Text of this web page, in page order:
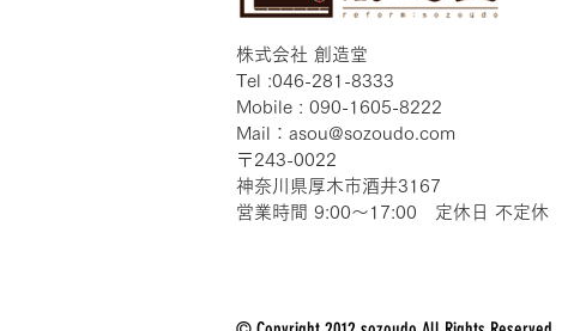
​株式会社 創造堂
Tel :046-281-8333
Mobile : 090-1605-8222
Mail： asou@sozoudo.com
〒243-0022
神奈川県厚木市酒井3167
営業時間 9:00～17:00 定休日 不定休